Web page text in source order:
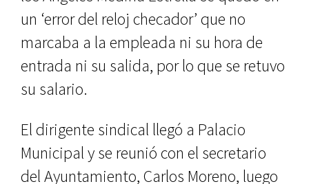
un ‘error del reloj checador’ que no
marcaba a la empleada ni su hora de
entrada ni su salida, por lo que se retuvo
su salario.
El dirigente sindical llegó a Palacio
Municipal y se reunió con el secretario
del Ayuntamiento, Carlos Moreno, luego